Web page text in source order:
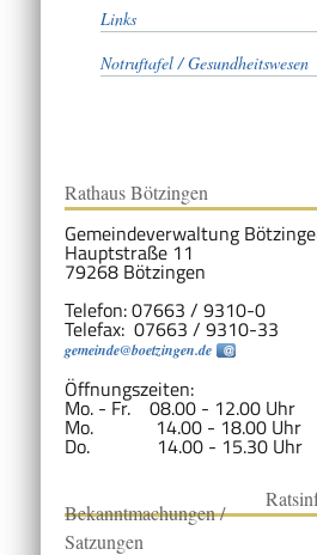
Links
Notruftafel / Gesundheitswesen
Rathaus Bötzingen
Gemeindeverwaltung
Hauptstraße 11
79268 Bötzingen
Telefon: 07663 / 9310-0
Telefax: 07663 / 9310-33
gemeinde@boetzingen.de
Öffnungszeiten:
Mo. - Fr. 08.00 - 12.00 Uhr
Mo. 14.00 - 18.00 Uhr
Do. 14.00 - 15.30 Uhr
Bekanntmachungen /
Satzungen